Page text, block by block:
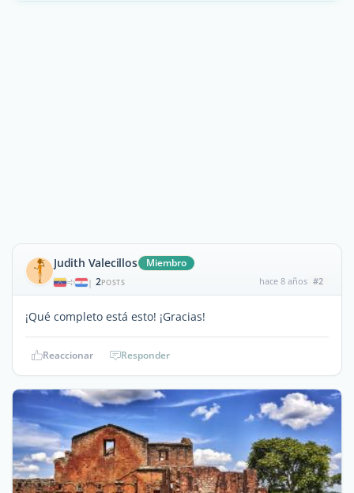
Judith Valecillos Miembro
| 2POSTS hace 8 años #2
¡Qué completo está esto! ¡Gracias!
Reaccionar Responder